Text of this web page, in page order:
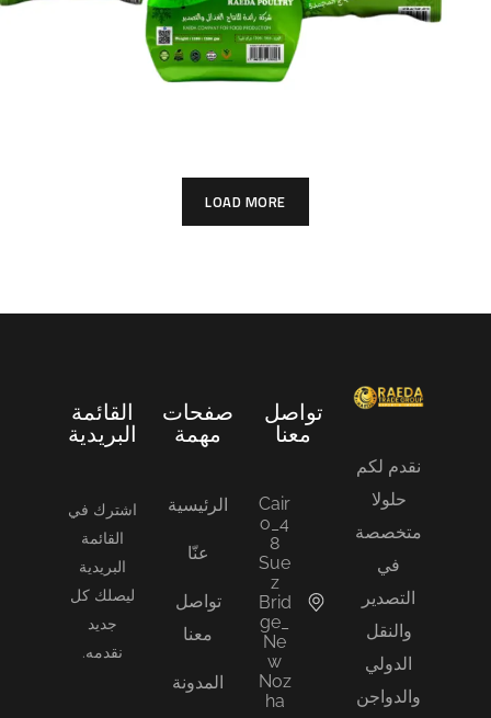
قسم المجمدات
LOAD MORE
نقدم لكم
حلولا
متخصصة
في
التصدير
والنقل
الدولي
والدواجن
تواصل
معنا
Cair
o_4
8
Sue
z
Brid
ge_
Ne
w
Noz
ha
صفحات
مهمة
الرئيسية
عنّا
تواصل
معنا
المدونة
القائمة
البريدية
اشترك في
القائمة
البريدية
ليصلك كل
جديد
نقدمه.